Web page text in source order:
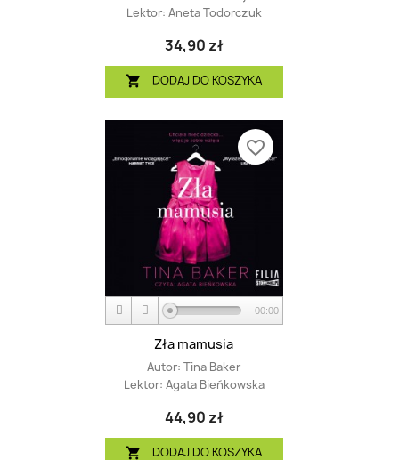
Lektor: Aneta Todorczuk
34,90 zł
 DODAJ DO KOSZYKA
00:00
Zła mamusia
Autor: Tina Baker
Lektor: Agata Bieńkowska
44,90 zł
 DODAJ DO KOSZYKA
favorite_border